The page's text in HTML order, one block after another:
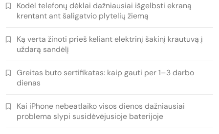
Kodėl telefonų dėklai dažniausiai išgelbsti ekraną
krentant ant šaligatvio plytelių žiemą
Ką verta žinoti prieš keliant elektrinį šakinį krautuvą į
uždarą sandėlį
Greitas buto sertifikatas: kaip gauti per 1–3 darbo
dienas
Kai iPhone nebeatlaiko visos dienos dažniausiai
problema slypi susidėvėjusioje baterijoje